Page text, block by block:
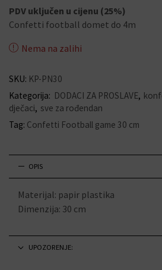
PDV uključen u cijenu (25%)
Confetti football domet do 4m
Nema na zalihi
SKU: KP-PN30
Kategorija: DODACI ZA PROSLAVE,
dječaci, sve za rođendan
Tag: Confetti Football game 30 cm
OPIS
Materijal: papir plastika
Dimenzija: 30 cm
UPOZORENJE: